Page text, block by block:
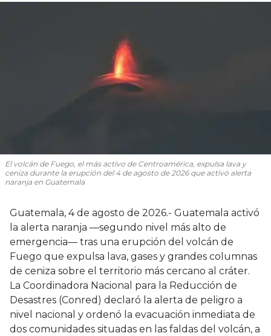
El volcán de Fuego, el más activo de Centroamérica, expulsa lava y
ceniza durante la erupción del 4 de agosto de 2026 que activó alerta
naranja en Guatemala
Guatemala, 4 de agosto de 2026.- Guatemala activó
la alerta naranja —segundo nivel más alto de
emergencia— tras una erupción del volcán de
Fuego que expulsa lava, gases y grandes columnas
de ceniza sobre el territorio más cercano al cráter.
La Coordinadora Nacional para la Reducción de
Desastres (Conred) declaró la alerta de peligro a
nivel nacional y ordenó la evacuación inmediata de
dos comunidades situadas en las faldas del volcán, a